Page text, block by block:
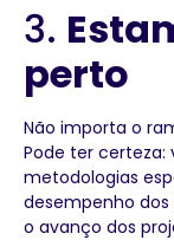
3.
perto
Não importa o
Pode ter certeza:
metodologias
desempenho
o avanço dos